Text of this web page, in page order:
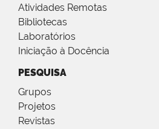
Atividades Remotas
Bibliotecas
Laboratórios
Iniciação à Docência
PESQUISA
Grupos
Projetos
Revistas